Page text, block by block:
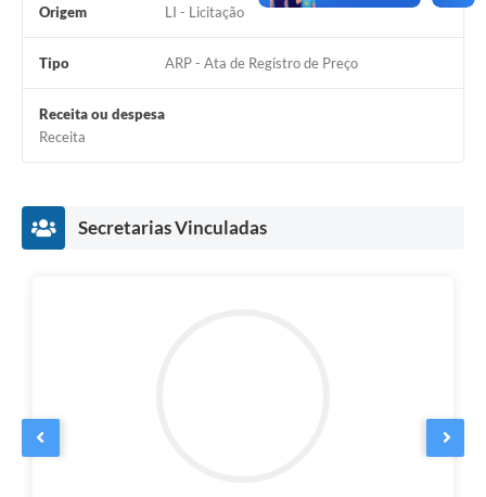
Links
Telefones Úteis
Enquete
Jornal
Agenda
Origem LI - Licitação
Tipo ARP - Ata de Registro de Preço
Receita ou despesa
Receita
Secretarias Vinculadas